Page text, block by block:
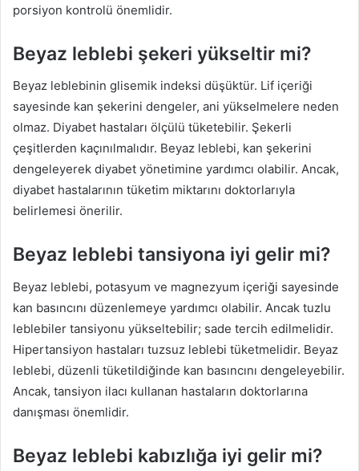
porsiyon kontrolü önemlidir.
Beyaz leblebi şekeri yükseltir mi?
Beyaz leblebinin glisemik indeksi düşüktür. Lif içeriği
sayesinde kan şekerini dengeler, ani yükselmelere neden
olmaz. Diyabet hastaları ölçülü tüketebilir. Şekerli
çeşitlerden kaçınılmalıdır. Beyaz leblebi, kan şekerini
dengeleyerek diyabet yönetimine yardımcı olabilir. Ancak,
diyabet hastalarının tüketim miktarını doktorlarıyla
belirlemesi önerilir.
Beyaz leblebi tansiyona iyi gelir mi?
Beyaz leblebi, potasyum ve magnezyum içeriği sayesinde
kan basıncını düzenlemeye yardımcı olabilir. Ancak tuzlu
leblebiler tansiyonu yükseltebilir; sade tercih edilmelidir.
Hipertansiyon hastaları tuzsuz leblebi tüketmelidir. Beyaz
leblebi, düzenli tüketildiğinde kan basıncını dengeleyebilir.
Ancak, tansiyon ilacı kullanan hastaların doktorlarına
danışması önemlidir.
Beyaz leblebi kabızlığa iyi gelir mi?